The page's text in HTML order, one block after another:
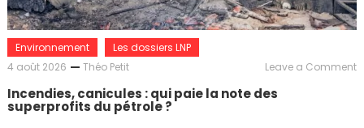
Environnement
Les dossiers LNP
4 août 2026
Théo Petit Leave a Comment
Incendies, canicules : qui paie la note des
superprofits du pétrole ?